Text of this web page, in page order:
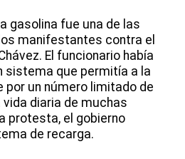
gasolina fue una de las
manifestantes contra el
El funcionario había
sistema que permitía a la
un número limitado de
diaria de muchas
protesta, el gobierno
de recarga.